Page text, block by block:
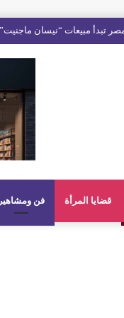
قضايا المرأة فن ومشاهير